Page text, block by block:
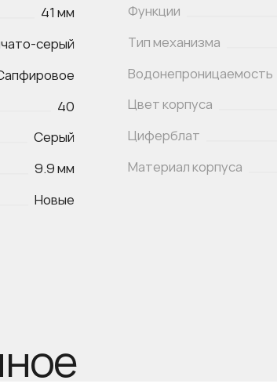
41 мм
серый
40
Серый
9.9 мм
Новые
Функции
Тип механизма
Водонепроницаемость
Цвет корпуса
Циферблат
Материал корпуса